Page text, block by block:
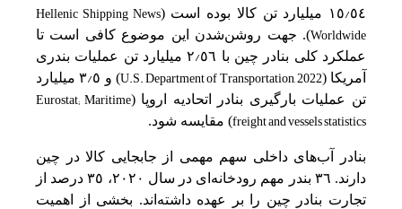
٥٤/١٥ میلیارد تن‌ کالا بوده است (
Hellenic Shipping News
Worldwide). جهت‌ روشن‌‌شدن این‌ موضوع کافی‌ است‌ تا
عملکرد کلی‌ بنادر چین‌ با ٥٦
/ ٢ میلیارد تن‌ عملیات بندری
آمریکا (U.S. Department of Transportation, 2022) و ٥ / ٣ میلیارد
تن‌ عملیات بارگیری بنادر اتحادیه‌ اروپا (Eurostat; Maritime
freight and vessels statistics) مقایسه‌ شود.
بنادر آب‌های داخلی‌ سهم‌ مهمی‌ از جابجایی‌ کالا در چین‌
دارند. ٣٦ بندر مهم‌ رودخانه‌ای در سال ٢٠٢٠، ٣٥ درصد از
تجارت بنادر چین‌ را بر عهده داشته‌اند. بخشی‌ از اهمیت‌